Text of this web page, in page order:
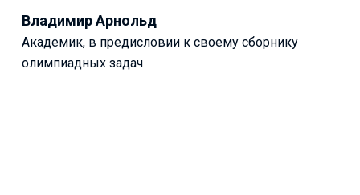
Владимир Арнольд
Академик, в предисловии к своему сборнику
олимпиадных задач